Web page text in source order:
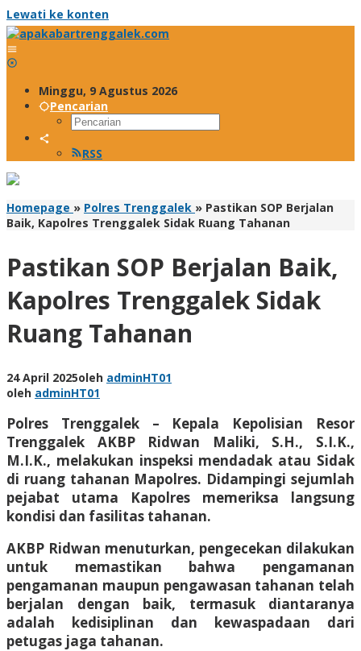
Lewati ke konten
Minggu, 9 Agustus 2026
Pencarian
RSS
Homepage » Polres Trenggalek » Pastikan SOP Berjalan
Baik, Kapolres Trenggalek Sidak Ruang Tahanan
Pastikan SOP Berjalan Baik,
Kapolres Trenggalek Sidak
Ruang Tahanan
24 April 2025oleh adminHT01
oleh adminHT01
Polres Trenggalek – Kepala Kepolisian Resor
Trenggalek AKBP Ridwan Maliki, S.H., S.I.K.,
M.I.K., melakukan inspeksi mendadak atau Sidak
di ruang tahanan Mapolres. Didampingi sejumlah
pejabat utama Kapolres memeriksa langsung
kondisi dan fasilitas tahanan.
AKBP Ridwan menuturkan, pengecekan dilakukan
untuk memastikan bahwa pengamanan
pengamanan maupun pengawasan tahanan telah
berjalan dengan baik, termasuk diantaranya
adalah kedisiplinan dan kewaspadaan dari
petugas jaga tahanan.